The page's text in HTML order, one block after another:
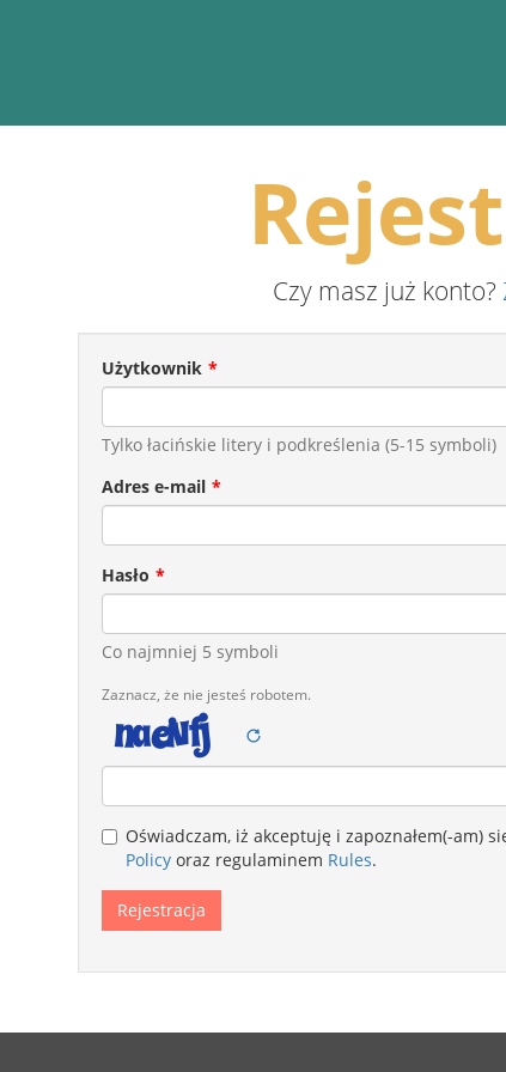
Czy masz już konto?
Użytkownik
Tylko łacińskie litery i podkreślenia (5-15 symboli)
Adres e-mail
Hasło
Co najmniej 5 symboli
Zaznacz, że nie jesteś robotem.
Legal
remarks
Oświadczam, iż akceptuję i zapoznałem(-am)
Policy oraz regulaminem Rules.